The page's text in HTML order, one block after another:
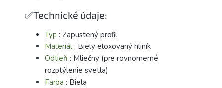
✅Technické údaje:
Typ : Zapustený profil
Materiál : Biely eloxovaný hliník
Odtieň : Mliečny (pre rovnomerné
rozptýlenie svetla)
Farba : Biela